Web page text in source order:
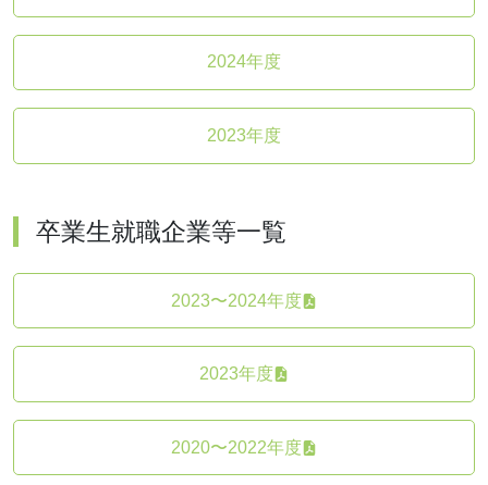
2024年度
2023年度
卒業生就職企業等一覧
2023〜2024年度
2023年度
2020〜2022年度